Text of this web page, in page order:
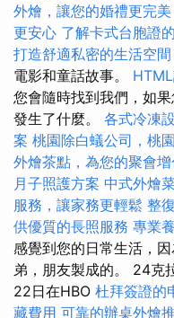
外燴，讓您的婚禮更完美
更安心 了解卡式台胞證
打造舒適私密的生活空間
電影和童話故事。
您會隨時找到我們，如
發生了什麼。 各式冷凍
案 桃園除白蟻公司，桃
外燴茶點，為您的聚會
月子照護方案 中式外燴
服務，讓家務更輕鬆 整
供優質的長照服務 專業
感覺到您的日常生活，
弟，朋友製成的。 24克
22日在HBO 杜拜簽證的
藏費用 可靠的辦桌外燴